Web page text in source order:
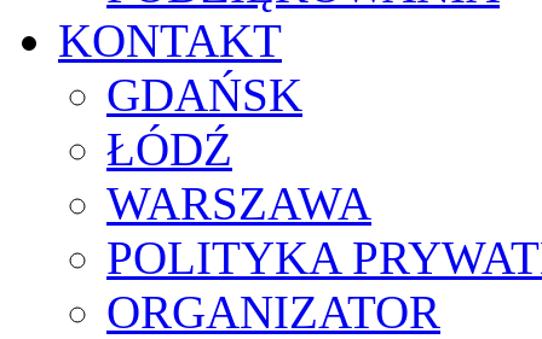
KONTAKT
GDAŃSK
ŁÓDŹ
WARSZAWA
POLITYKA
ORGANIZATOR